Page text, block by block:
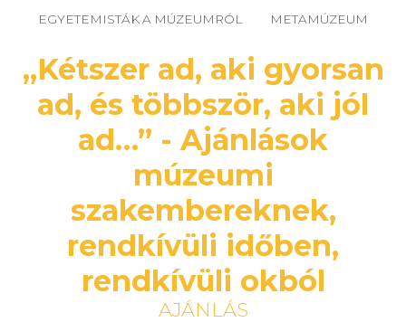
EGYETEMISTÁK A MÚZEUMRÓL
METAMÚZEUM
„Kétszer ad, aki gyorsan
ad, és többször, aki jól
ad…” - Ajánlások
múzeumi
szakembereknek,
rendkívüli időben,
rendkívüli okból
AJÁNLÁS